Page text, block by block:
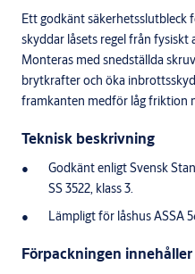
Ett godkänt säkerhetsslutbleck
skyddar låsets regel från
Monteras med snedställda
brytkrafter och öka
framkanten medför låg friktion
Teknisk beskrivning
Godkänt enligt Svensk
SS 3522, klass 3.
Lämpligt för låshus ASSA
Förpackningen innehåller